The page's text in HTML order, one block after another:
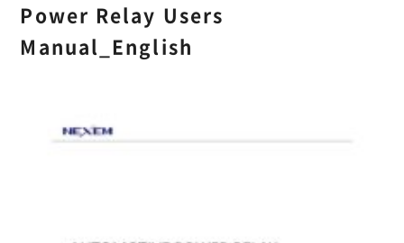
Power Relay Users
Manual_English